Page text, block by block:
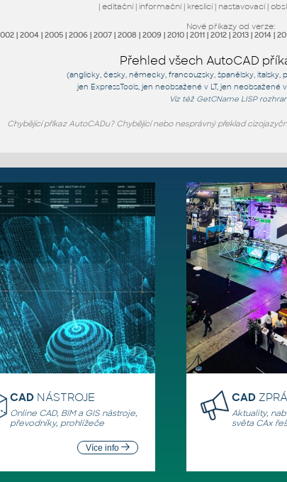
| editační| informační| kreslicí| nastavovací|
Nové příkazy od verze:
| 2004| 2005| 2006| 2007| 2008 | 2009| 2010| 2011| 2012| 2013| 2014|
Přehled všech AutoCAD
(anglicky, česky, německy, francouzsky, španělsky, italsky,
jen ExpressTools, jenneobsažené v LT, jenneobsažené
Viz též GetCName LISP
Chybějící příkaz AutoCADu? Chybějící nebo nesprávný překlad
CAD NÁSTROJE
Online CAD, BIM a GIS nástroje,
převodníky, prohlížeče
Více info
CAD
Aktuality,
světa CAx